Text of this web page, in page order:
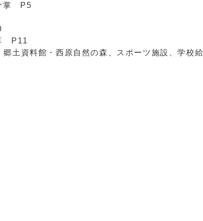
掌 P5
P11
土資料館・西原自然の森、スポーツ施設、学校